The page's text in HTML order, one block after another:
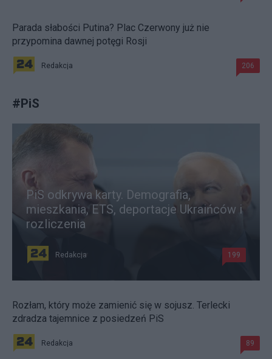
Parada słabości Putina? Plac Czerwony już nie
przypomina dawnej potęgi Rosji
Redakcja 206
#PiS
PiS odkrywa karty. Demografia,
mieszkania, ETS, deportacje Ukraińców i
rozliczenia
Redakcja 199
Rozłam, który może zamienić się w sojusz. Terlecki
zdradza tajemnice z posiedzeń PiS
Redakcja 89